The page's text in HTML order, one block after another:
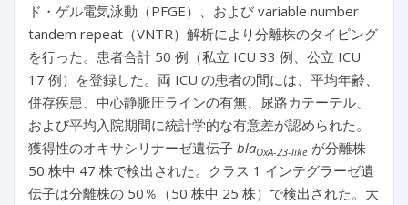
ド・ゲル電気泳動（PFGE）、および variable number
tandem repeat（VNTR）解析により分離株のタイピング
を行った。患者合計 50 例（私立 ICU 33 例、公立 ICU
17 例）を登録した。両 ICU の患者の間には、平均年齢、
併存疾患、中心静脈圧ラインの有無、尿路カテーテル、
および平均入院期間に統計学的な有意差が認められた。
獲得性のオキサシリナーゼ遺伝子 blaOxA-23-like が分離株
50 株中 47 株で検出された。クラス 1 インテグラーゼ遺
伝子は分離株の 50％（50 株中 25 株）で検出された。大